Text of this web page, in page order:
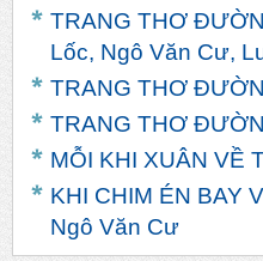
TRANG THƠ
Lốc, Ngô Văn Cư,
TRANG THƠ
TRANG THƠ
MỖI KHI XUÂN VỀ
KHI CHIM ÉN BAY
Ngô Văn Cư